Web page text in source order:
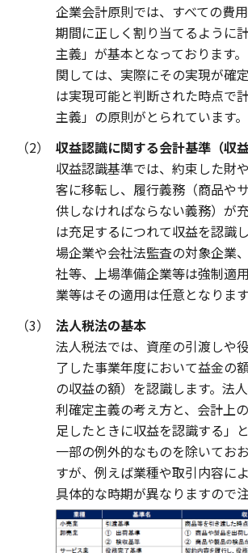
企業会計原則では、すべての費
期間に正しく割り当てるように
主義」が基本となっております
関しては、実際にその実現が確
は実現可能と判断された時点で
主義」の原則がとられています。
（2）
収益認識に関する会計基準（収益
収益認識基準では、約束した財
客に移転し、履行義務（商品や
供しなければならない義務）が
は充足するにつれて収益を認識
場企業や会社法監査の対象企業
社等、上場準備企業等は強制適
業等はその適用は任意となります
（3）
法人税法の基本
法人税法では、資産の引渡しや
了した事業年度において益金の
の収益の額）を認識します。法
利確定主義の考え方と、会計上
足したときに収益を認識する」
一部の例外的なものを除いてお
すが、例えば業種や取引内容に
具体的な時期が異なりますので